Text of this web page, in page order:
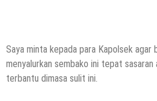
Saya minta kepada para Kapolsek agar
menyalurkan sembako ini tepat sasaran
terbantu dimasa sulit ini.